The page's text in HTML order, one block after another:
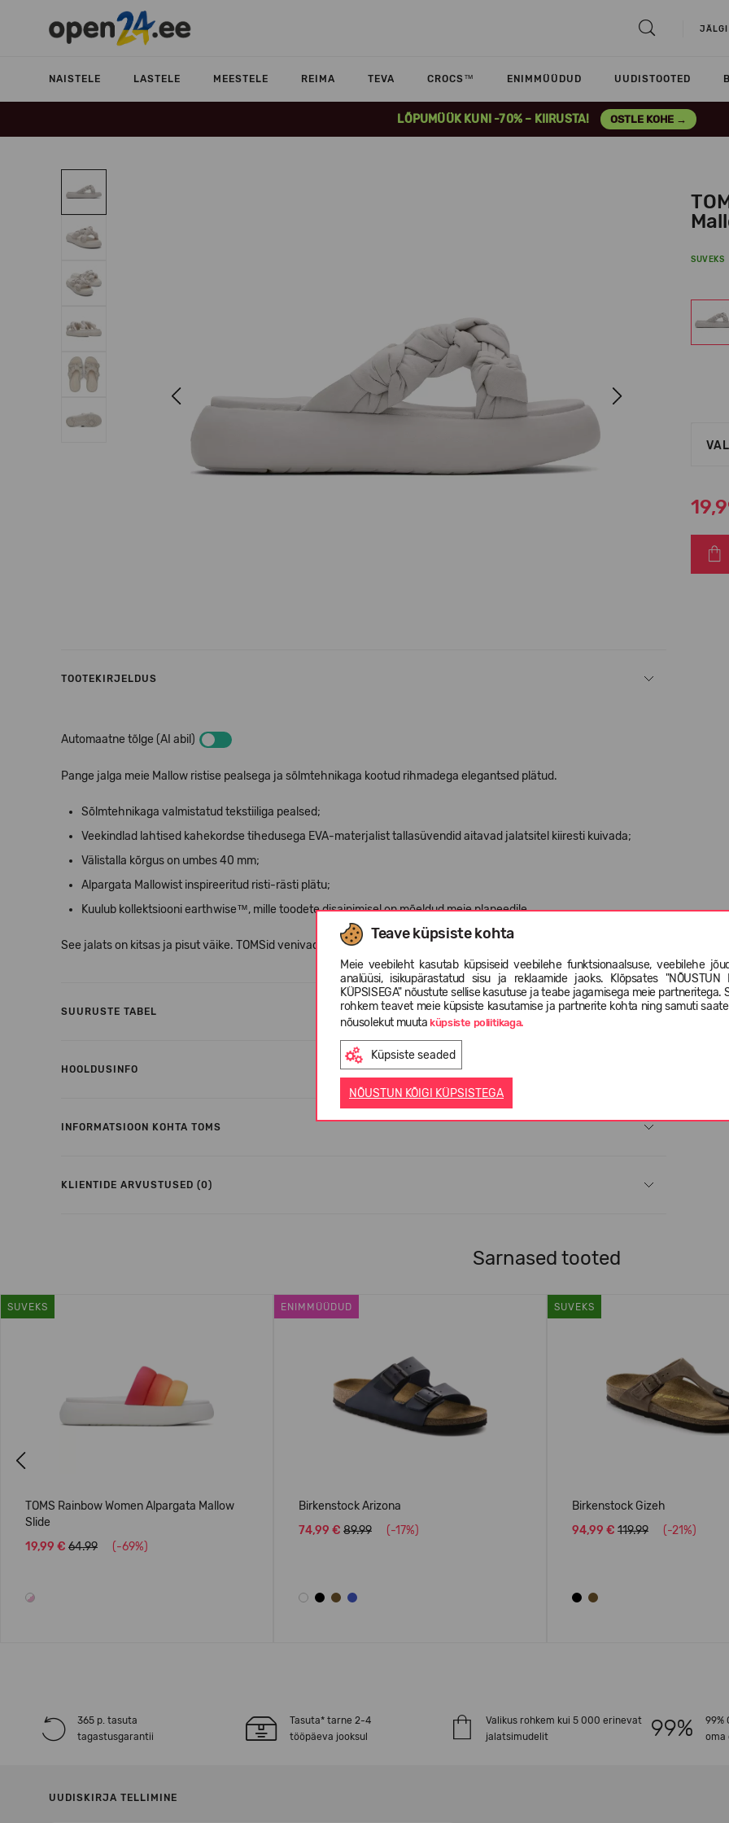
JÄLGI
NAISTELE LASTELE MEESTELE REIMA TEVA CROCS™ ENIMMÜÜDUD UUDISTOOTED
LÕPUMÜÜK KUNI -70% – KIIRUSTA! OSTLE KOHE →
Teave küpsiste kohta
Meie veebileht kasutab küpsiseid veebilehe funktsionaalsuse, veebilehe
analüüsi, isikupärastatud sisu ja reklaamide jaoks. Klõpsates "NÕUSTUN
KÜPSISEGA" nõustute sellise kasutuse ja teabe jagamisega meie partneritega.
rohkem teavet meie küpsiste kasutamise ja partnerite kohta ning samuti
nõusolekut muutaküpsiste poliitikaga.
Küpsiste seaded
NÕUSTUN KÕIGI KÜPSISTEGA
Previous Next
SUVEKS
TOOTEKIRJELDUS
Automaatne tõlge (AI abil)
Pange jalga meie Mallow ristise pealsega ja sõlmtehnikaga kootud rihmadega elegantsed plätud.
Sõlmtehnikaga valmistatud tekstiiliga pealsed;
Veekindlad lahtised kahekordse tihedusega EVA-materjalist tallasüvendid aitavad jalatsitel kiiresti kuivada;
Välistalla kõrgus on umbes 40 mm;
Alpargata Mallowist inspireeritud risti-rästi plätu;
Kuulub kollektsiooni earthwise™, mille toodete disainimisel on mõeldud meie planeedile.
See jalats on kitsas ja pisut väike. TOMSid venivad veidi sissekandmisel.
SUURUSTE TABEL
HOOLDUSINFO
INFORMATSIOON KOHTA TOMS
KLIENTIDE ARVUSTUSED (0)
Sarnased tooted
SUVEKS
TOMS Rainbow Women Alpargata Mallow
Slide
19,99 € 64.99 (-69%)
ENIMMÜÜDUD
Birkenstock Arizona
74,99 € 89.99 (-17%)
SUVEKS
Birkenstock Gizeh
94,99 € 119.99 (-21%)
365 p. tasuta
tagastusgarantii
Tasuta* tarne 2-4
tööpäeva jooksul
Valikus rohkem kui 5 000 erinevat
jalatsimudelit
99%
oma
UUDISKIRJA TELLIMINE